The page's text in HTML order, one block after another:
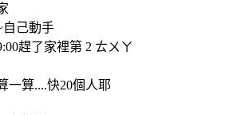
自己動手
趕了家裡第 2 ㄊㄨㄚ
一算....快20個人耶